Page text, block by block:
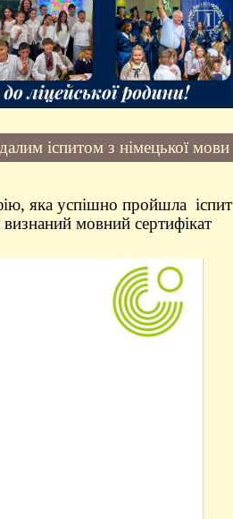
іспитом з німецької мови
яка успішно пройшла іспит
мовний сертифікат